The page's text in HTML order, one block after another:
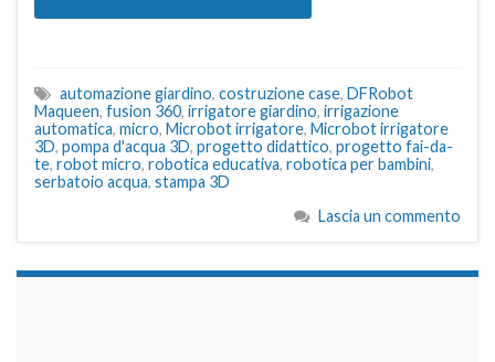
automazione giardino, costruzione case, DFRobot
Maqueen, fusion 360, irrigatore giardino, irrigazione
automatica, micro, Microbot irrigatore, Microbot irrigatore
3D, pompa d'acqua 3D, progetto didattico, progetto fai-da-
te, robot micro, robotica educativa, robotica per bambini,
serbatoio acqua, stampa 3D
Lascia un commento